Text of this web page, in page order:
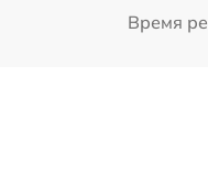
Время